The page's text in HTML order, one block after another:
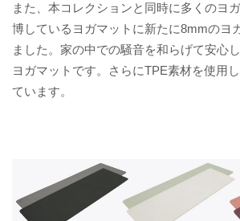
また、本コレクションと同時に多くのヨ
博しているヨガマットに新たに8mmのヨ
ました。家の中での騒音を和らげて安心
ヨガマットです。さらにTPE素材を使用
ています。